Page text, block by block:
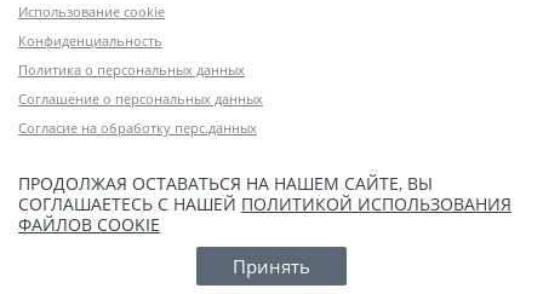
Использование cookie
Конфиденциальность
Политика о персональных данных
Соглашение о персональных данных
Согласие на обработку перс.данных
ПРОДОЛЖАЯ ОСТАВАТЬСЯ НА НАШЕМ САЙТЕ, ВЫ
СОГЛАШАЕТЕСЬ С НАШЕЙ ПОЛИТИКОЙ ИСПОЛЬЗОВАНИЯ
ФАЙЛОВ COOKIE
Принять